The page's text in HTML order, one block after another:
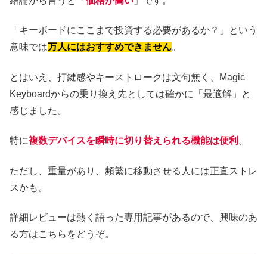
「キーボードにここまで投資する必要があるか？」という
意味では万人にはおすすめできません。
とはいえ、打鍵感やキーストロークは文句無く、Magic
Keyboardからの乗り換え先としては確かに「最適解」と
感じました。
特に複数デバイスを瞬時に切り替えられる機能は便利 。
ただし、重量があり、頻繁に移動させる人には正直ストレ
スかも。
詳細レビューは熱く語った専用記事があるので、興味のあ
る方はこちらをどうぞ。